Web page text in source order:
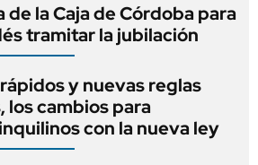
la Caja de Córdoba para
tramitar la jubilación
y nuevas reglas
los cambios para
con la nueva ley